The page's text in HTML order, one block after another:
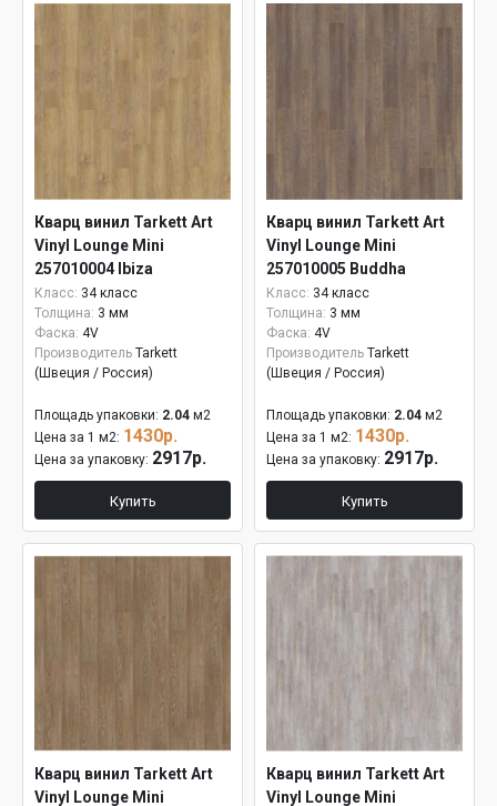
Кварц винил Tarkett Art
Vinyl Lounge Mini
257010004 Ibiza
Класс: 34 класс
Толщина: 3 мм
Фаска: 4V
Производитель Tarkett
(Швеция / Россия)
Площадь упаковки: 2.04 м2
Цена за 1 м2: 1430р.
Цена за упаковку: 2917р.
Купить
Кварц винил Tarkett Art
Vinyl Lounge Mini
257010005 Buddha
Класс: 34 класс
Толщина: 3 мм
Фаска: 4V
Производитель Tarkett
(Швеция / Россия)
Площадь упаковки: 2.04 м2
Цена за 1 м2: 1430р.
Цена за упаковку: 2917р.
Купить
Кварц винил Tarkett Art
Vinyl Lounge Mini
Кварц винил Tarkett Art
Vinyl Lounge Mini